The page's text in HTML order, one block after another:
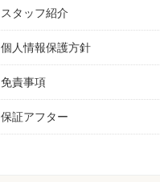
スタッフ紹介
個人情報保護方針
免責事項
保証アフター